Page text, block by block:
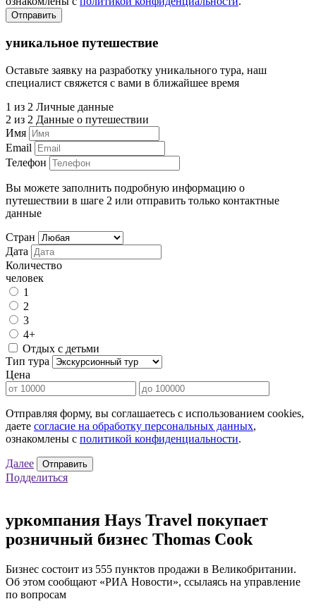
Отправить
уникальное путешествие
Оставьте заявку на разработку уникального тура, наш
специалист свяжется с вами в ближайшее время
1 из 2 Личные данные
2 из 2 Данные о путешествии
Имя
Email
Телефон
Вы можете заполнить подробную информацию о
путешествии в шаге 2 или отправить только контактные
данные
Стран
Дата
Количество
человек
1
2
3
4+
Отдых с детьми
Тип тура
Цена
Отправляя форму, вы соглашаетесь с использованием cookies,
даете согласие на обработку персональных данных,
ознакомлены с политикой конфиденциальности.
Далее Отправить
Подделиться
уркомпания Hays Travel покупает
розничный бизнес Thomas Cook
Бизнес состоит из 555 пунктов продажи в Великобритании.
Об этом сообщают «РИА Новости», ссылаясь на управление
по вопросам